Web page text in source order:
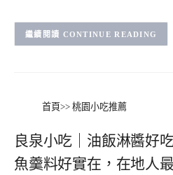
CONTINUE READING
首頁>> 桃園小吃推薦
良泉小吃｜油飯淋醬好
魚羹料好實在，在地人